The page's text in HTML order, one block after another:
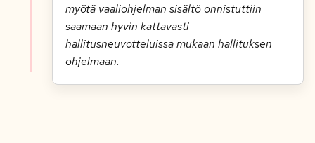
myötä vaaliohjelman sisältö onnistuttiin
saamaan hyvin kattavasti
hallitusneuvotteluissa mukaan hallituksen
ohjelmaan.